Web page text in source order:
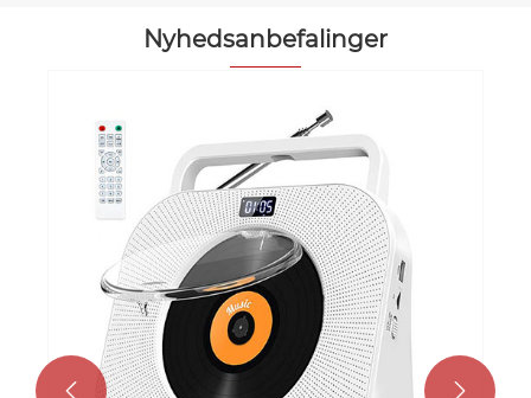
Nyhedsanbefalinger
 